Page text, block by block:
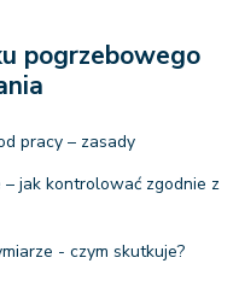
pogrzebowego
pracy – zasady
jak kontrolować zgodnie z
- czym skutkuje?